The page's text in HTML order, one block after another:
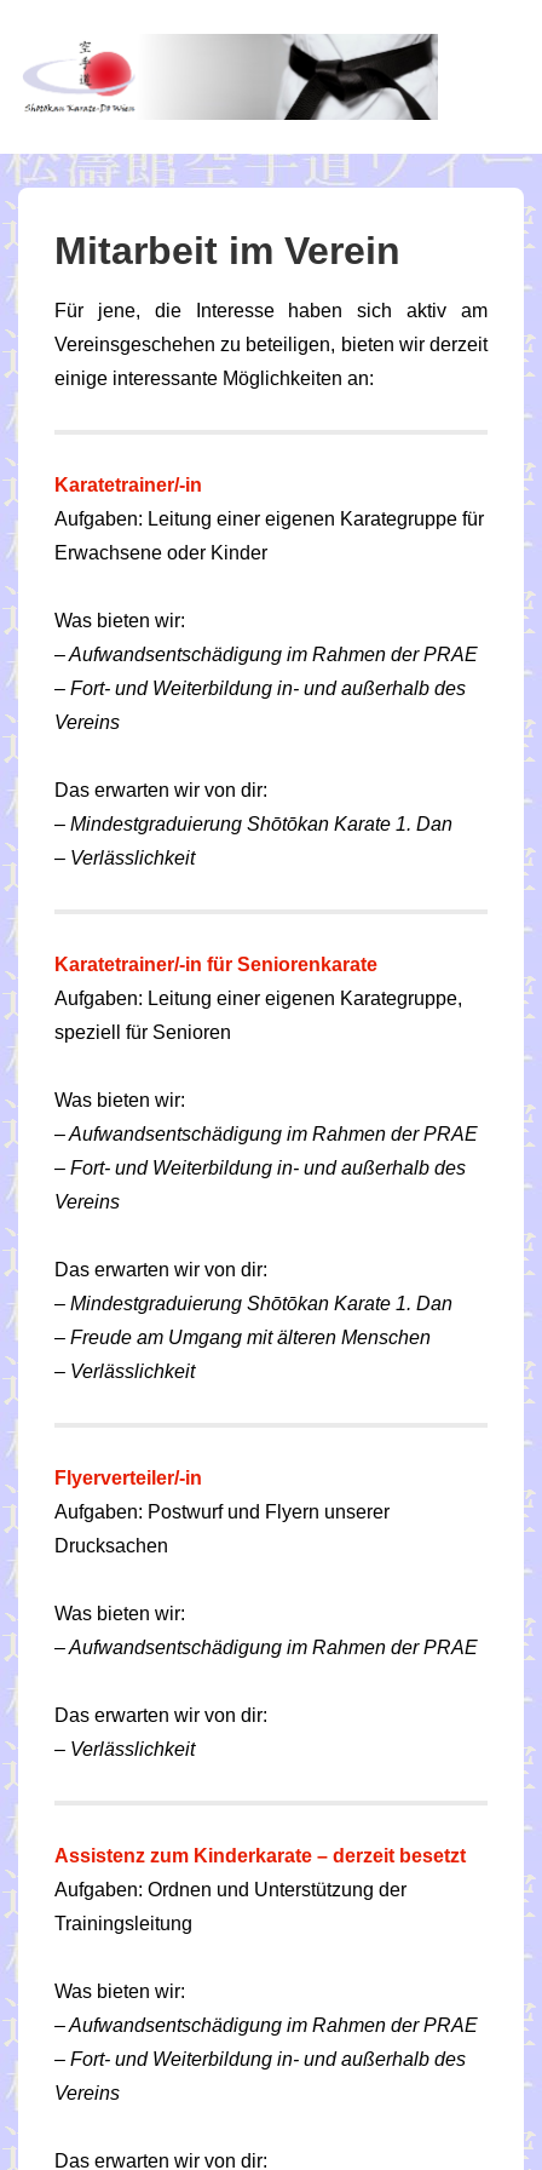
Inhalt
Mitarbeit im Verein
Für jene, die Interesse haben sich aktiv am
Vereinsgeschehen zu beteiligen, bieten wir derzeit
einige interessante Möglichkeiten an:
Karatetrainer/-in
Aufgaben: Leitung einer eigenen Karategruppe für
Erwachsene oder Kinder
Was bieten wir:
– Aufwandsentschädigung im Rahmen der PRAE
– Fort- und Weiterbildung in- und außerhalb des
Vereins
Das erwarten wir von dir:
– Mindestgraduierung Shōtōkan Karate 1. Dan
– Verlässlichkeit
Karatetrainer/-in für Seniorenkarate
Aufgaben: Leitung einer eigenen Karategruppe,
speziell für Senioren
Was bieten wir:
– Aufwandsentschädigung im Rahmen der PRAE
– Fort- und Weiterbildung in- und außerhalb des
Vereins
Das erwarten wir von dir:
– Mindestgraduierung Shōtōkan Karate 1. Dan
– Freude am Umgang mit älteren Menschen
– Verlässlichkeit
Flyerverteiler/-in
Aufgaben: Postwurf und Flyern unserer
Drucksachen
Was bieten wir:
– Aufwandsentschädigung im Rahmen der PRAE
Das erwarten wir von dir:
– Verlässlichkeit
Assistenz zum Kinderkarate – derzeit besetzt
Aufgaben: Ordnen und Unterstützung der
Trainingsleitung
Was bieten wir:
– Aufwandsentschädigung im Rahmen der PRAE
– Fort- und Weiterbildung in- und außerhalb des
Vereins
Das erwarten wir von dir: